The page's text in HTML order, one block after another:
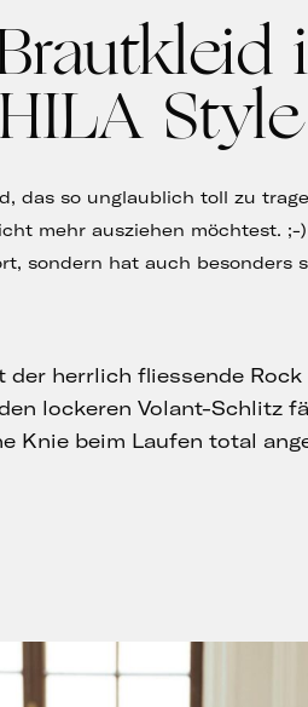
Style
das so unglaublich toll zu
mehr ausziehen möchtest.
sondern hat auch besonders
herrlich fliessende Rock
lockeren Volant-Schlitz
Knie beim Laufen total